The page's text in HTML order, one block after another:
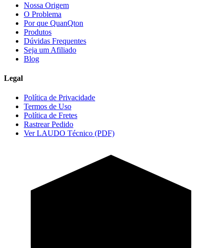
Nossa Origem
O Problema
Por que QuanQton
Produtos
Dúvidas Frequentes
Seja um Afiliado
Blog
Legal
Política de Privacidade
Termos de Uso
Política de Fretes
Rastrear Pedido
Ver LAUDO Técnico (PDF)